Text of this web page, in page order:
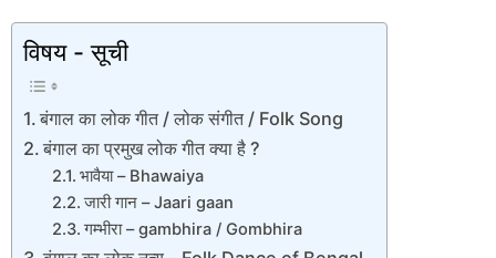
विषय - सूची
बंगाल का लोक गीत / लोक संगीत / Folk Song
बंगाल का प्रमुख लोक गीत क्या है ?
भावैया – Bhawaiya
जारी गान – Jaari gaan
गम्भीरा – gambhira / Gombhira